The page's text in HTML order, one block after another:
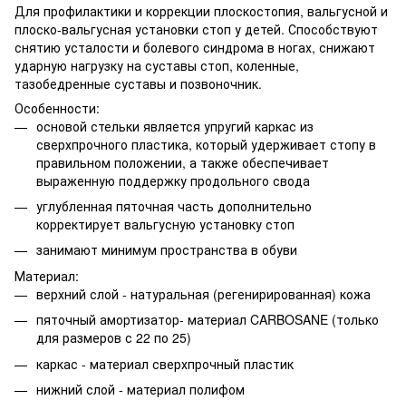
Для профилактики и коррекции плоскостопия, вальгусной и
плоско-вальгусная установки стоп у детей. Способствуют
снятию усталости и болевого синдрома в ногах, снижают
ударную нагрузку на суставы стоп, коленные,
тазобедренные суставы и позвоночник.
Особенности:
основой стельки является упругий каркас из
сверхпрочного пластика, который удерживает стопу в
правильном положении, а также обеспечивает
выраженную поддержку продольного свода
углубленная пяточная часть дополнительно
корректирует вальгусную установку стоп
занимают минимум пространства в обуви
Материал:
верхний слой - натуральная (регенирированная) кожа
пяточный амортизатор- материал CARBOSANE (только
для размеров с 22 по 25)
каркас - материал сверхпрочный пластик
нижний слой - материал полифом